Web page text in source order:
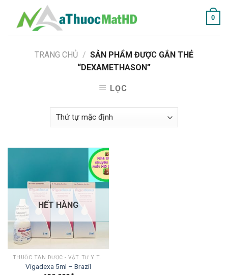
content
0
TRANG CHỦ / SẢN PHẨM ĐƯỢC GẮN THẺ
“DEXAMETHASON”
LỌC
HẾT HÀNG
Vigadexa 5ml – Brazil